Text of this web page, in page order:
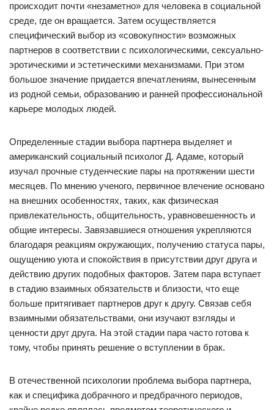
происходит почти «незаметно» для человека в социальной
среде, где он вращается. Затем осуществляется
специфический выбор из «совокупности» возможных
партнеров в соответствии с психологическими, сексуально-
эротическими и эстетическими механизмами. При этом
большое значение придается впечатлениям, вынесенным
из родной семьи, образованию и ранней профессиональной
карьере молодых людей.
Определенные стадии выбора партнера выделяет и
американский социальный психолог Д. Адаме, который
изучал прочные студенческие пары на протяжении шести
месяцев. По мнению ученого, первичное влечение основано
на внешних особенностях, таких, как физическая
привлекательность, общительность, уравновешенность и
общие интересы. Завязавшиеся отношения укрепляются
благодаря реакциям окружающих, получению статуса пары,
ощущению уюта и спокойствия в присутствии друг друга и
действию других подобных факторов. Затем пара вступает
в стадию взаимных обязательств и близости, что еще
больше притягивает партнеров друг к другу. Связав себя
взаимными обязательствами, они изучают взгляды и
ценности друг друга. На этой стадии пара часто готова к
тому, чтобы принять решение о вступлении в брак.
В отечественной психологии проблема выбора партнера,
как и специфика добрачного и предбрачного периодов,